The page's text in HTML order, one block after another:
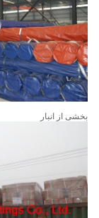
بخشی از انبار